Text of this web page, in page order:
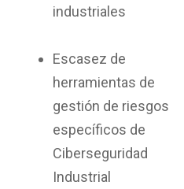
industriales
Escasez de
herramientas de
gestión de riesgos
específicos de
Ciberseguridad
Industrial